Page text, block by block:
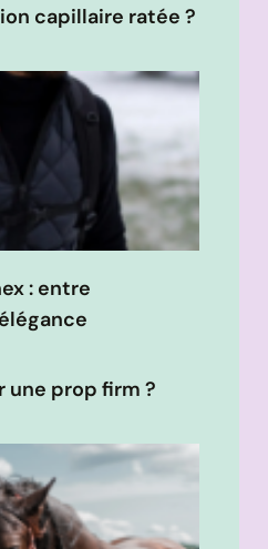
capillaire ratée ?
: entre
une prop firm ?